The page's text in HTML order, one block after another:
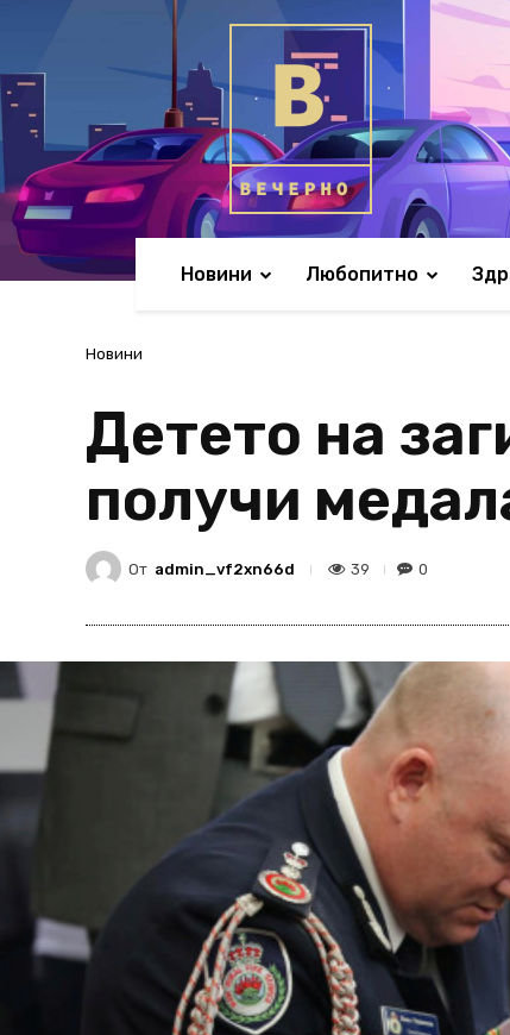
Новини Любопитно
Новини
Детето на
получи
От admin_vf2xn66d 39 0